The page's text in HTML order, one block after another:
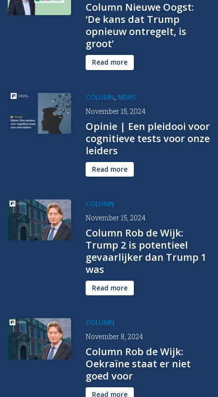
Column Nieuwe Oogst:
‘De kans dat Trump
opnieuw ontregelt, is
groot’
Read more
COLUMN, NEWS
November 15, 2024
Opinie | Een pleidooi voor
cognitieve tests voor onze
leiders
Read more
COLUMN
November 15, 2024
Column Rob de Wijk:
Trump 2 is potentieel
gevaarlijker dan Trump 1
was
Read more
COLUMN
November 8, 2024
Column Rob de Wijk:
Oekraïne staat er niet
goed voor
Read more